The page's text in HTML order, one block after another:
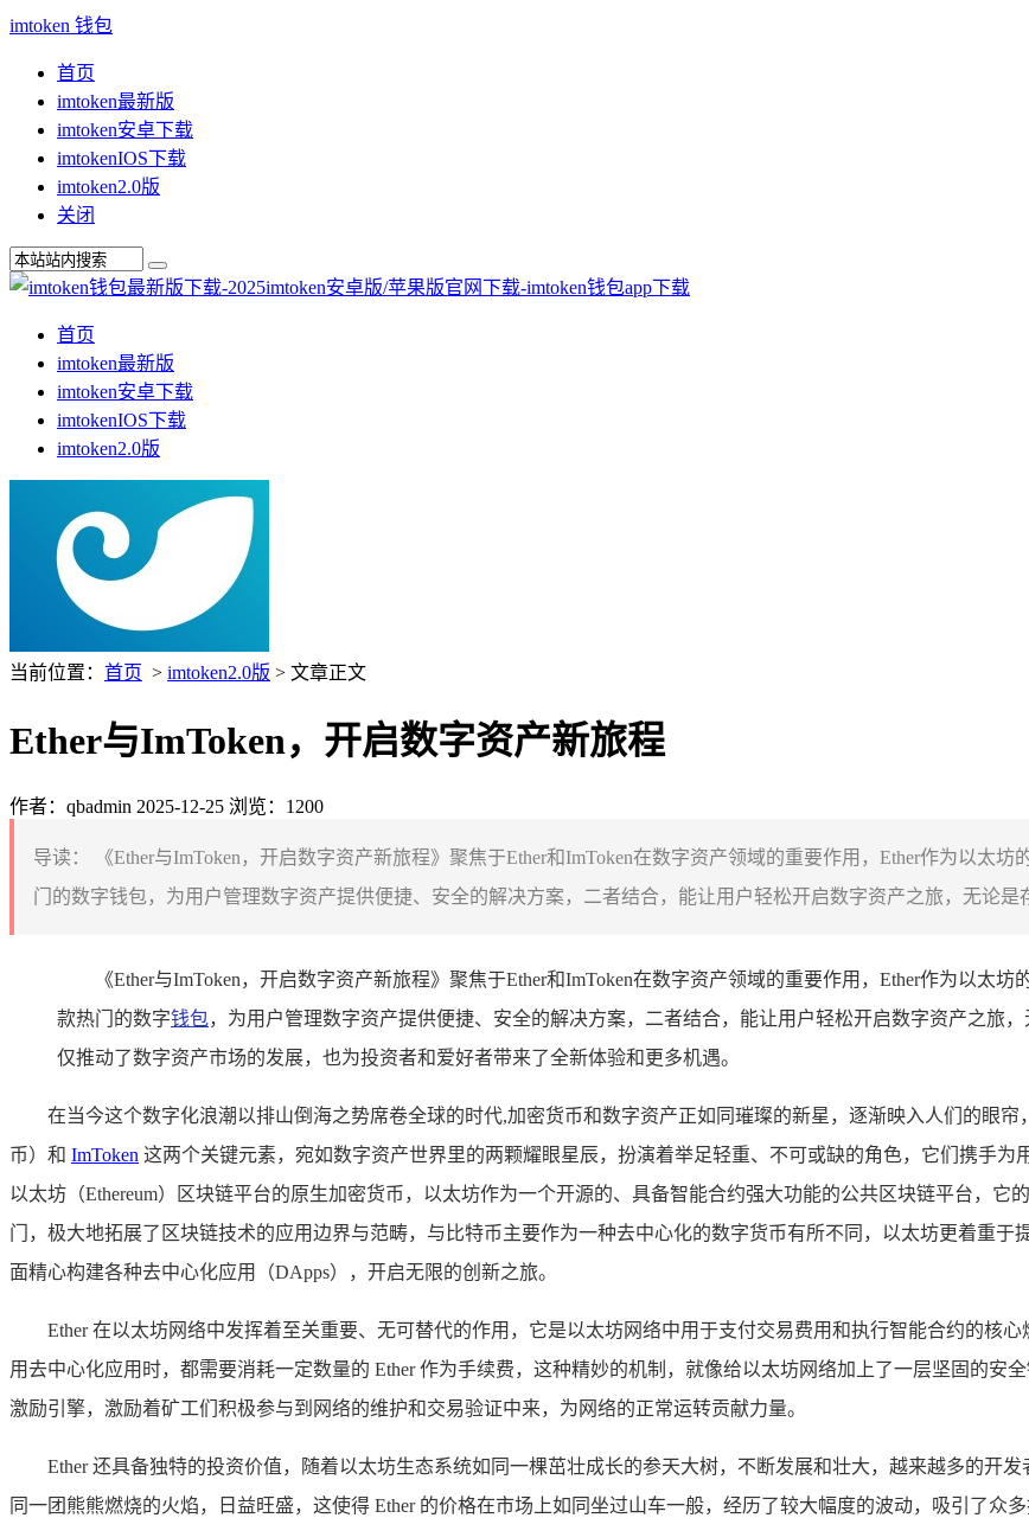
imtoken 钱包
首页
imtoken最新版
imtoken安卓下载
imtokenIOS下载
imtoken2.0版
关闭
首页
imtoken最新版
imtoken安卓下载
imtokenIOS下载
imtoken2.0版
当前位置： 首页 > imtoken2.0版 > 文章正文
Ether与ImToken，开启数字资产新旅程
作者：qbadmin 2025-12-25 浏览：1200
导读：
《Ether与ImToken，开启数字资产新旅程》聚焦于Ether和ImToken在数字资产领域的重要作用，Ether作为以太
门的数字钱包，为用户管理数字资产提供便捷、安全的解决方案，二者结合，能让用户轻松开启数字资产之旅，无论是
《Ether与ImToken，开启数字资产新旅程》聚焦于Ether和ImToken在数字资产领域的重要作用，Ether作为以太
款热门的数字钱包，为用户管理数字资产提供便捷、安全的解决方案，二者结合，能让用户轻松开启数字资产之旅
仅推动了数字资产市场的发展，也为投资者和爱好者带来了全新体验和更多机遇。
在当今这个数字化浪潮以排山倒海之势席卷全球的时代,加密货币和数字资产正如同璀璨的新星，逐渐映入人们的眼
币）和 ImToken 这两个关键元素，宛如数字资产世界里的两颗耀眼星辰，扮演着举足轻重、不可或缺的角色，它们携手为
以太坊（Ethereum）区块链平台的原生加密货币，以太坊作为一个开源的、具备智能合约强大功能的公共区块链平台，
门，极大地拓展了区块链技术的应用边界与范畴，与比特币主要作为一种去中心化的数字货币有所不同，以太坊更着重
面精心构建各种去中心化应用（DApps），开启无限的创新之旅。
Ether 在以太坊网络中发挥着至关重要、无可替代的作用，它是以太坊网络中用于支付交易费用和执行智能合约的核
用去中心化应用时，都需要消耗一定数量的 Ether 作为手续费，这种精妙的机制，就像给以太坊网络加上了一层坚固的安
激励引擎，激励着矿工们积极参与到网络的维护和交易验证中来，为网络的正常运转贡献力量。
Ether 还具备独特的投资价值，随着以太坊生态系统如同一棵茁壮成长的参天大树，不断发展和壮大，越来越多的开
同一团熊熊燃烧的火焰，日益旺盛，这使得 Ether 的价格在市场上如同坐过山车一般，经历了较大幅度的波动，吸引了众